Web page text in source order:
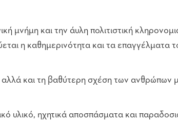
μνήμη και την άυλη πολιτιστική
η καθημερινότητα και τα
και τη βαθύτερη σχέση των ανθρώπων
υλικό, ηχητικά αποσπάσματα και